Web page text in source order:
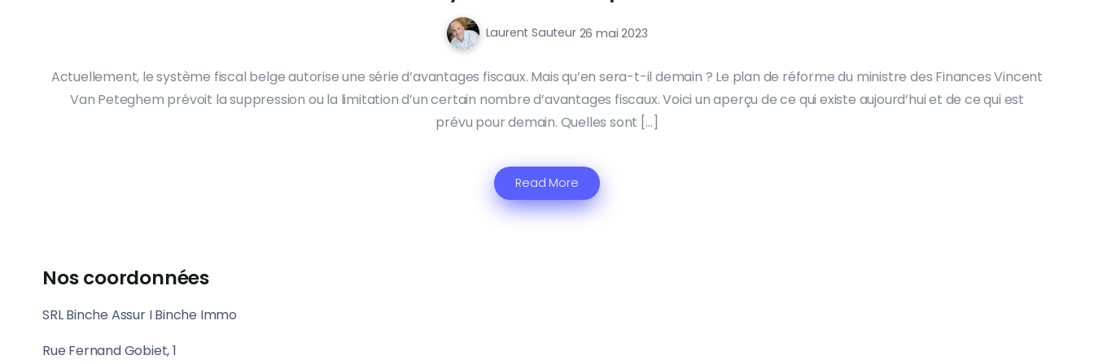
Laurent Sauteur 26 mai 2023
Actuellement, le système fiscal belge autorise une série d’avantages fiscaux. Mais qu’en sera-t-il demain ? Le plan de réforme du ministre des Finances Vincent
Van Peteghem prévoit la suppression ou la limitation d’un certain nombre d’avantages fiscaux. Voici un aperçu de ce qui existe aujourd’hui et de ce qui est
prévu pour demain. Quelles sont […]
Read More
Nos coordonnées
SRL Binche Assur I Binche Immo
Rue Fernand Gobiet, 1